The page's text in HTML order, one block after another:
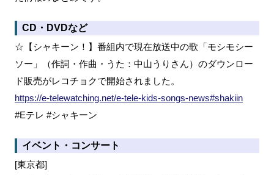
CD・DVDなど
☆【シャキーン！】番組内で現在放送中の歌「モシモシー
ソー」（作詞・作曲・うた：中山うりさん）のダウンロー
ド販売がレコチョクで開始されました。
https://e-telewatching.net/e-tele-kids-songs-news#shakiin
#Eテレ #シャキーン
イベント・コンサート
[東京都]